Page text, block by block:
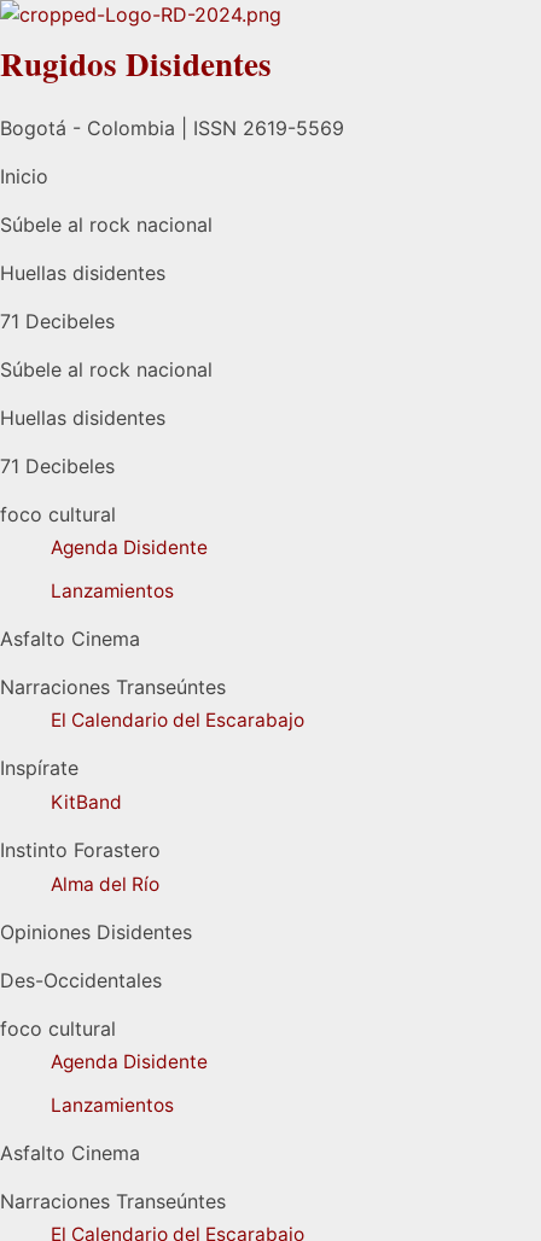
Rugidos Disidentes
Bogotá - Colombia | ISSN 2619-5569
Inicio
Súbele al rock nacional
Huellas disidentes
71 Decibeles
Súbele al rock nacional
Huellas disidentes
71 Decibeles
foco cultural
Agenda Disidente
Lanzamientos
Asfalto Cinema
Narraciones Transeúntes
El Calendario del Escarabajo
Inspírate
KitBand
Instinto Forastero
Alma del Río
Opiniones Disidentes
Des-Occidentales
foco cultural
Agenda Disidente
Lanzamientos
Asfalto Cinema
Narraciones Transeúntes
El Calendario del Escarabajo